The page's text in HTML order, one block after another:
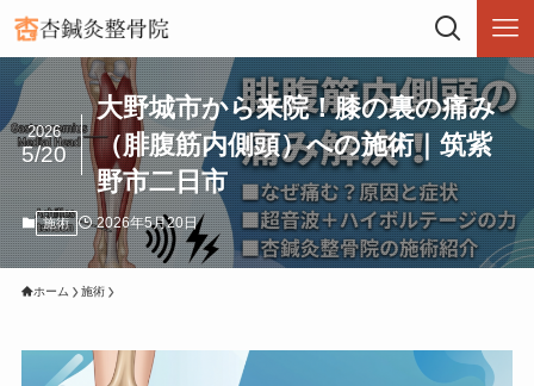
大野城市から来院！膝の裏の痛み
（腓腹筋内側頭）への施術｜筑紫
野市二日市
2026
5/20
施術 2026年5月20日
ホーム 施術